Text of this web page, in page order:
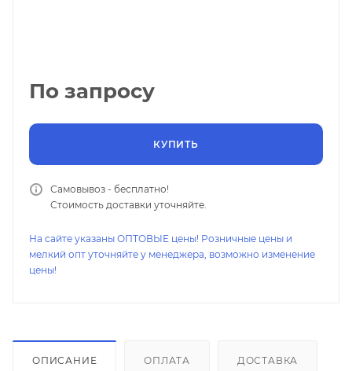
По запросу
КУПИТЬ
Самовывоз - бесплатно!
Стоимость доставки уточняйте.
На сайте указаны ОПТОВЫЕ цены! Розничные цены и
мелкий опт уточняйте у менеджера, возможно изменение
цены!
ОПИСАНИЕ ОПЛАТА ДОСТАВКА